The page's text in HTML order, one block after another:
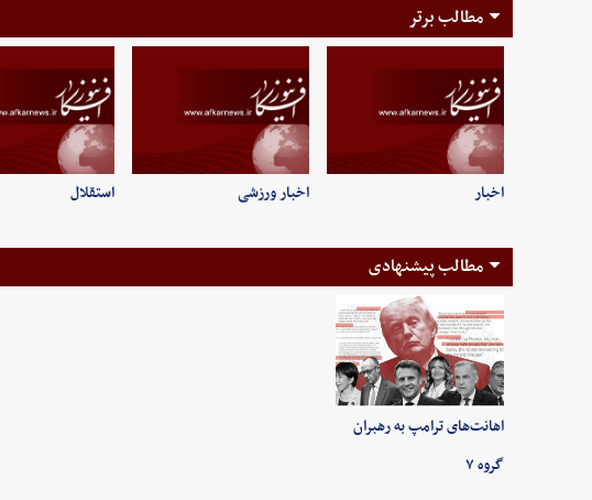
مطالب برتر
اخبار اخبار ورزشی استقلال
مطالب پیشنهادی
اهانت‌های ترامپ به رهبران
گروه ۷